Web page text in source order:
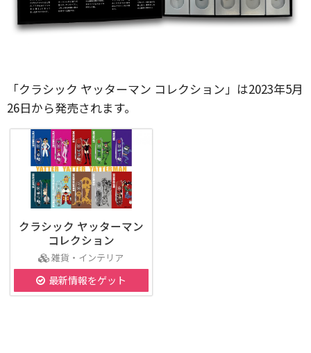
「クラシック ヤッターマン コレクション」は2023年5月
26日から発売されます。
クラシック ヤッターマン
コレクション
雑貨・インテリア
最新情報をゲット